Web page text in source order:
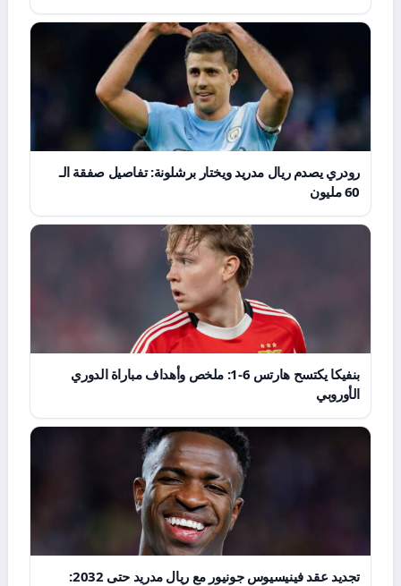
رودري يصدم ريال مدريد ويختار برشلونة: تفاصيل صفقة الـ
60 مليون
بنفيكا يكتسح هارتس 6-1: ملخص وأهداف مباراة الدوري
الأوروبي
تجديد عقد فينيسيوس جونيور مع ريال مدريد حتى 2032: